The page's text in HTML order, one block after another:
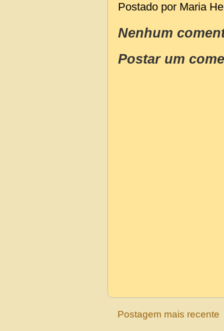
Postado por Maria
Nenhum
Postar um
Postagem mais recente